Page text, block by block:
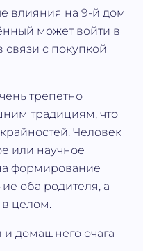
влияния на 9-й дом
может войти в
с покупкой
трепетно
традициям, что
Человек
или научное
формирование
оба родителя, а
в целом.
домашнего очага